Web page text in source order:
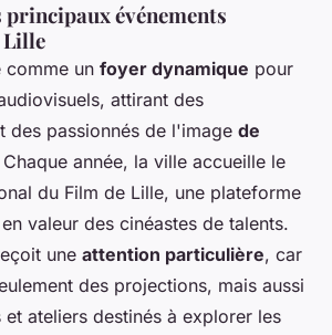
événements
Lille
comme un foyer dynamique pour
attirant des
des passionnés de l'image de
Chaque année, la ville accueille le
du Film de Lille, une plateforme
valeur des cinéastes de talents.
une attention particulière, car
des projections, mais aussi
ateliers destinés à explorer les